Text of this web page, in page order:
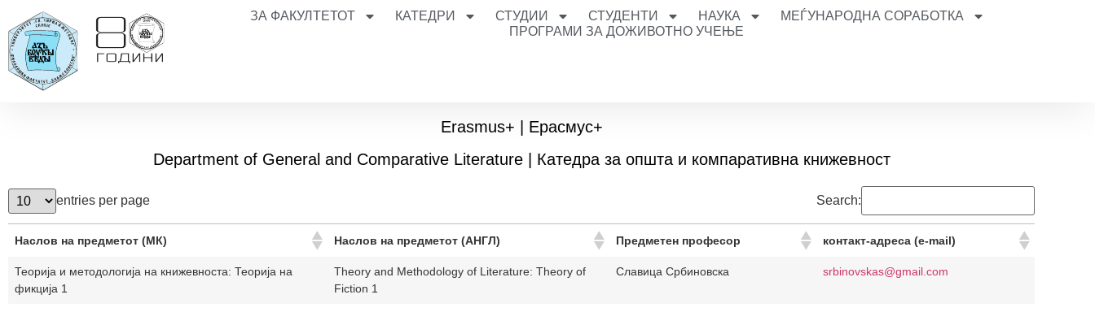
ЗА ФАКУЛТЕТОТ КАТЕДРИ СТУДИИ СТУДЕНТИ НАУКА
МЕЃУНАРОДНА СОРАБОТКА
ПРОГРАМИ ЗА ДОЖИВОТНО УЧЕЊЕ
Erasmus+ | Ерасмус+
Department of General and Comparative Literature | Катедра за општа и компаративна книжевност
entries per page Search:
Наслов на предметот (МК) Наслов на предметот (АНГЛ) Предметен професор контакт-адреса (e-mail)
Теорија и методологија на книжевноста: Теорија на
фикција 1
Theory and Methodology of Literature: Theory of
Fiction 1
Славица Србиновска srbinovskas@gmail.com